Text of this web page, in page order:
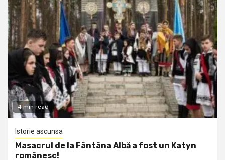
4 min read
Istorie ascunsa
Masacrul de la Fântâna Albă a fost un Katyn
românesc!